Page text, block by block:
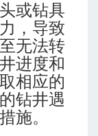
或钻具
，导致
无法转
进度和
相应的
钻井遇
施。